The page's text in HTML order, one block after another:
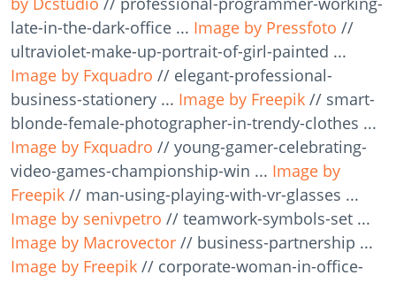
late-in-the-dark-office ... Image by Pressfoto //
ultraviolet-make-up-portrait-of-girl-painted ...
Image by Fxquadro // elegant-professional-
business-stationery ... Image by Freepik // smart-
blonde-female-photographer-in-trendy-clothes ...
Image by Fxquadro // young-gamer-celebrating-
video-games-championship-win ... Image by
Freepik // man-using-playing-with-vr-glasses ...
Image by senivpetro // teamwork-symbols-set ...
Image by Macrovector // business-partnership ...
Image by Freepik // corporate-woman-in-office-